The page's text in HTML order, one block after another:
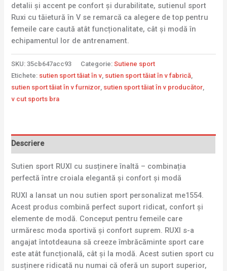
detalii și accent pe confort și durabilitate, sutienul sport
Ruxi cu tăietură în V se remarcă ca alegere de top pentru
femeile care caută atât funcționalitate, cât și modă în
echipamentul lor de antrenament.
SKU:35cb647acc93 Categorie:Sutiene sport
Etichete: sutien sport tăiat în v sutien sport tăiat în v fabrică
sutien sport tăiat în v furnizor sutien sport tăiat în v producător
v cut sports bra
Descriere
Sutien sport RUXI cu susținere înaltă – combinația
perfectă între croiala elegantă și confort și modă
RUXI a lansat un nou sutien sport personalizat me1554.
Acest produs combină perfect suport ridicat, confort și
elemente de modă. Conceput pentru femeile care
urmăresc moda sportivă și confort suprem. RUXI s-a
angajat întotdeauna să creeze îmbrăcăminte sport care
este atât funcțională, cât și la modă. Acest sutien sport cu
susținere ridicată nu numai că oferă un suport superior,